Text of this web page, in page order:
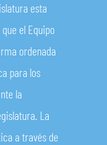
esta
el Equipo
ordenada
para los
la
La
a través de